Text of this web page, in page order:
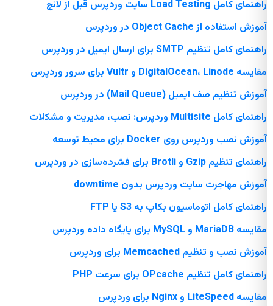
راهنمای کامل Load Testing سایت وردپرس قبل از لانچ
آموزش استفاده از Object Cache در وردپرس
راهنمای کامل تنظیم SMTP برای ارسال ایمیل در وردپرس
مقایسه DigitalOcean، Linode و Vultr برای سرور وردپرس
آموزش تنظیم صف ایمیل (Mail Queue) در وردپرس
راهنمای کامل Multisite وردپرس: نصب، مدیریت و مشکلات
آموزش نصب وردپرس روی Docker برای محیط توسعه
راهنمای تنظیم Gzip و Brotli برای فشرده‌سازی در وردپرس
آموزش مهاجرت سایت وردپرس بدون downtime
راهنمای کامل اتوماسیون بکاپ به S3 یا FTP
مقایسه MariaDB و MySQL برای پایگاه داده وردپرس
آموزش نصب و تنظیم Memcached برای وردپرس
راهنمای کامل تنظیم OPcache برای سرعت PHP
مقایسه LiteSpeed و Nginx برای وردپرس